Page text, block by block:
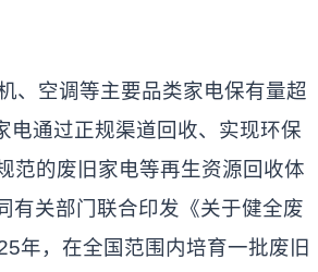
空调等主要品类家电保有量超
通过正规渠道回收、实现环保
范的废旧家电等再生资源回收体
有关部门联合印发《关于健全废
年，在全国范围内培育一批废旧